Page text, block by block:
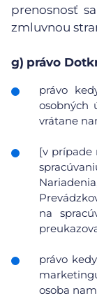
prenosnosť
zmluvnou
g) právo
právo
osobných
vrátane
[v prípade
na
právo
osoba